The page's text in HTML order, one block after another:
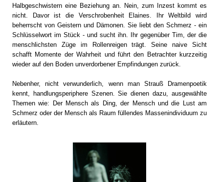
Halbgeschwistern eine Beziehung an. Nein, zum Inzest kommt es
nicht. Davor ist die Verschrobenheit Elaines. Ihr Weltbild wird
beherrscht von Geistern und Dämonen. Sie liebt den Schmerz - ein
Schlüsselwort im Stück - und sucht ihn. Ihr gegenüber Tim, der die
menschlichsten Züge im Rollenreigen trägt. Seine naive Sicht
schafft Momente der Wahrheit und führt den Betrachter kurzzeitig
wieder auf den Boden unverdorbener Empfindungen zurück.
Nebenher, nicht verwunderlich, wenn man Strauß Dramenpoetik
kennt, handlungsperiphere Szenen. Sie dienen dazu, ausgewählte
Themen wie: Der Mensch als Ding, der Mensch und die Lust am
Schmerz oder der Mensch als Raum füllendes Massenindividuum zu
erläutern.